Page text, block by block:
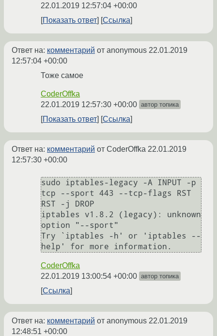
22.01.2019 12:57:04 +00:00
Показать ответ
Ссылка
Ответ на: комментарий от anonymous 22.01.2019
12:57:04 +00:00
Тоже самое
CoderOffka
22.01.2019 12:57:30 +00:00 автор топика
Показать ответ Ссылка
Ответ на: комментарий от CoderOffka 22.01.2019
12:57:30 +00:00
sudo iptables-legacy -A INPUT -p
tcp --sport 443 --tcp-flags RST
RST -j DROP
iptables v1.8.2 (legacy): unknown
option "--sport"
Try `iptables -h' or 'iptables --
CoderOffka
22.01.2019 13:00:54 +00:00 автор топика
Ссылка
Ответ на: комментарий от anonymous 22.01.2019
12:48:51 +00:00